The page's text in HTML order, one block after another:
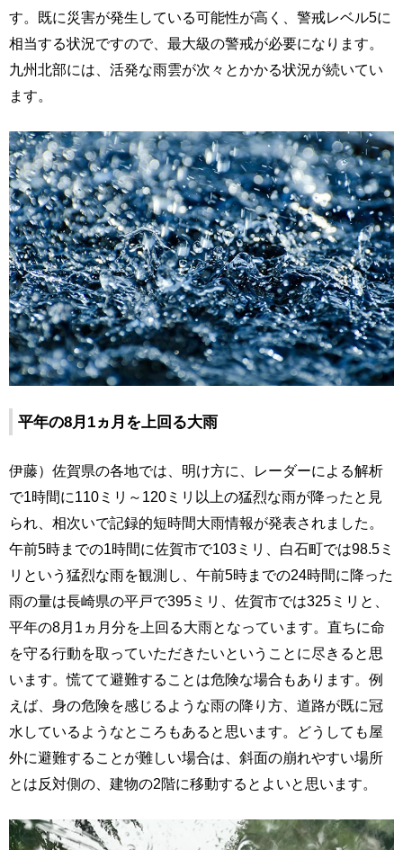
す。既に災害が発生している可能性が高く、警戒レベル5に
相当する状況ですので、最大級の警戒が必要になります。
九州北部には、活発な雨雲が次々とかかる状況が続いてい
ます。
平年の8月1ヵ月を上回る大雨
伊藤）佐賀県の各地では、明け方に、レーダーによる解析
で1時間に110ミリ～120ミリ以上の猛烈な雨が降ったと見
られ、相次いで記録的短時間大雨情報が発表されました。
午前5時までの1時間に佐賀市で103ミリ、白石町では98.5ミ
リという猛烈な雨を観測し、午前5時までの24時間に降った
雨の量は長崎県の平戸で395ミリ、佐賀市では325ミリと、
平年の8月1ヵ月分を上回る大雨となっています。直ちに命
を守る行動を取っていただきたいということに尽きると思
います。慌てて避難することは危険な場合もあります。例
えば、身の危険を感じるような雨の降り方、道路が既に冠
水しているようなところもあると思います。どうしても屋
外に避難することが難しい場合は、斜面の崩れやすい場所
とは反対側の、建物の2階に移動するとよいと思います。